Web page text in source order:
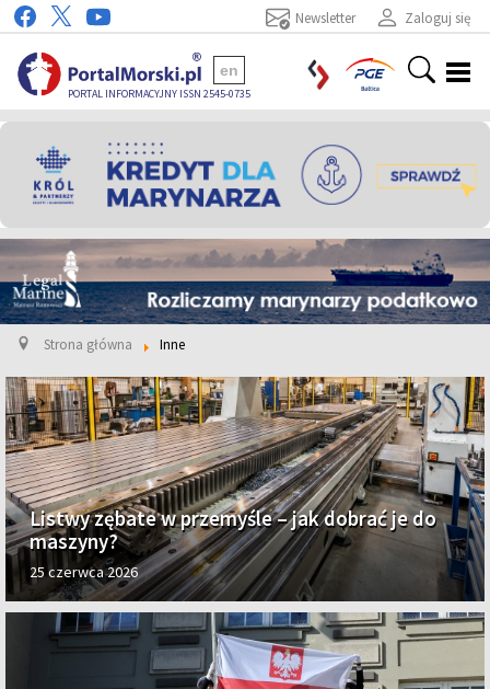
Zaloguj się
Newsletter
PORTAL INFORMACYJNY ISSN 2545-0735
en
Strona główna Inne
Listwy zębate w przemyśle – jak dobrać je do
maszyny?
25 czerwca 2026